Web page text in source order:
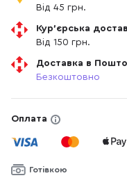
Від 45 грн.
Кур'єрська
Від 150 грн.
Доставка в
Безкоштовно
Оплата
Готівкою